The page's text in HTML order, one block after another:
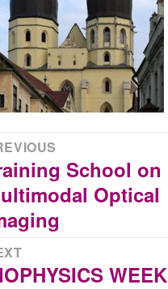
School on
Optical
WEEK